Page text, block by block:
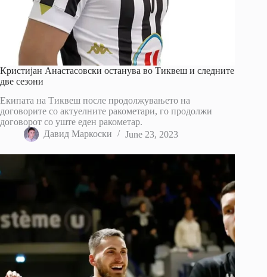
Кристијан Анастасовски останува во Тиквеш и следните
две сезони
Екипата на Тиквеш после продолжувањето на
договорите со актуелните ракометари, го продолжи
договорот со уште еден ракометар.
Давид Маркоски
June 23, 2023